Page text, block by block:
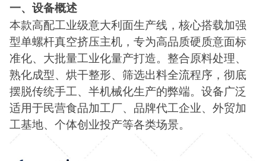
一、设备概述
本款高配工业级意大利面生产线，核心搭载加强
型单螺杆真空挤压主机，专为高品质硬质意面标
准化、大批量工业化量产打造。整合原料处理、
熟化成型、烘干整形、筛选出料全流程序，彻底
摆脱传统手工、半机械化生产的弊端。设备广泛
适用于民营食品加工厂、品牌代工企业、外贸加
工基地、个体创业投产等各类场景。